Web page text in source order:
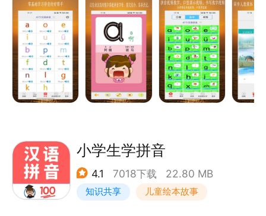
联系我们：
客服电话：400-666-3016
络不需要下载。
产品特点：
1.精美图片。以生动活泼的图片搭配拼音字母，图文结
合，容易识记。
2.视频教学（包括：拼音教学视频、口型教学视频、书
写教学视频）。离线免流量。专门针对幼儿年龄特点精
3.拼音课本点读。
4.拼音发音口型动画。
5.所有拼音都是真人发声。
6.拼音笔画演示、拼音描红。动态演示如何写拼音，教
小学生学拼音
4.1 7018下载 22.80 MB
知识共享 儿童绘本故事